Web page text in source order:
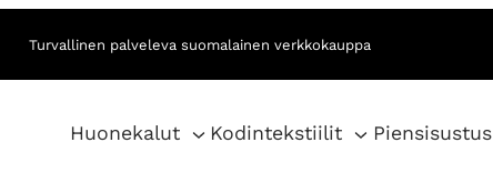
Turvallinen palveleva suomalainen verkkokauppa
Huonekalut Kodintekstiilit Piensisustus